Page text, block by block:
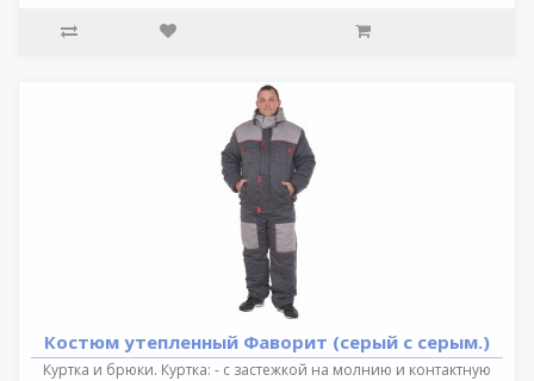
Костюм утепленный Фаворит (серый с серым.)
Куртка и брюки. Куртка: - с застежкой на молнию и контактную